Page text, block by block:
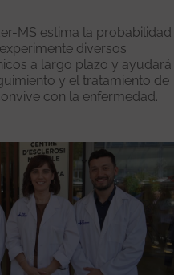
MS estima la probabilidad
diversos
a largo plazo y ayudará
y el tratamiento de
con la enfermedad.